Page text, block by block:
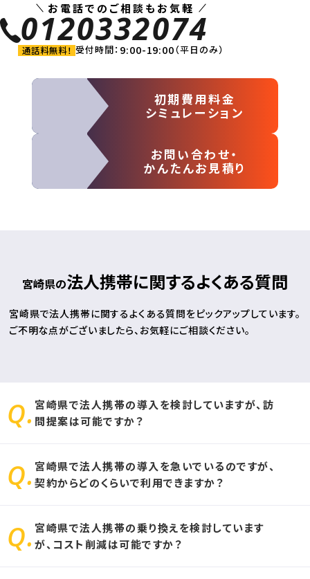
お電話でのご相談もお気軽
0120332074
通話料無料！ 受付時間： 9:00-19:00（平日のみ）
初期費用料金
シミュレーション
お問い合わせ・
かんたんお見積り
宮崎県の法人携帯に関するよくある質問
宮崎県で法人携帯に関するよくある質問をピックアップしています。
ご不明な点がございましたら、お気軽にご相談ください。
宮崎県で法人携帯の導入を検討していますが、訪
問提案は可能ですか？
お客様のエリアにより、訪問不可能なエリアがございます。
その場合、オンライン商談にて法人携帯の導入プランをご提案致し
宮崎県で法人携帯の導入を急いでいるのですが、
契約からどのくらいで利用できますか？
お申し込みをいただいてから、最短1日で法人携帯をご利用いただ
けます。
宮崎県で法人携帯の乗り換えを検討しています
が、コスト削減は可能ですか？